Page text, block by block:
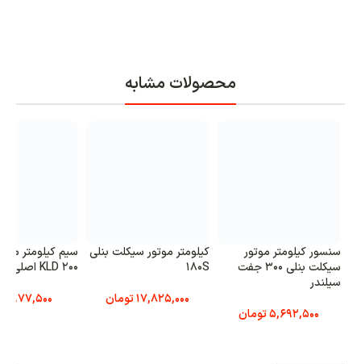
محصولات مشابه
سنسور کیلومتر موتور
سیکلت بنلی 300 جفت
سیلندر
5,692,500تومان
کیلومتر موتور سیکلت بنلی
180S
17,825,000تومان
سیم کیلومتر
KLD 200 اصلی
977,500